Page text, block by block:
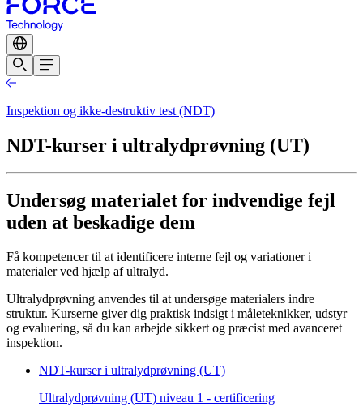
Inspektion og ikke-destruktiv test (NDT)
NDT-kurser i ultralydprøvning (UT)
Undersøg materialet for indvendige fejl
uden at beskadige dem
Få kompetencer til at identificere interne fejl og variationer i
materialer ved hjælp af ultralyd.
Ultralydprøvning anvendes til at undersøge materialers indre
struktur. Kurserne giver dig praktisk indsigt i måleteknikker, udstyr
og evaluering, så du kan arbejde sikkert og præcist med avanceret
inspektion.
NDT-kurser i ultralydprøvning (UT)
Ultralydprøvning (UT) niveau 1 - certificering